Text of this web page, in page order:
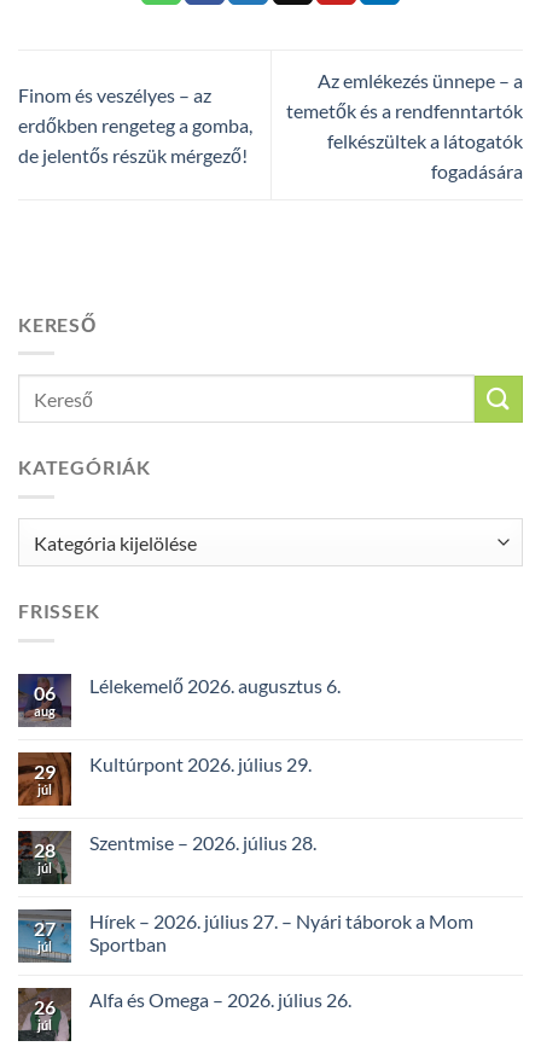
Finom és veszélyes – az
erdőkben rengeteg a gomba,
de jelentős részük mérgező!
Az emlékezés ünnepe – a
temetők és a rendfenntartók
felkészültek a látogatók
fogadására
KERESŐ
KATEGÓRIÁK
FRISSEK
06
aug
Lélekemelő 2026. augusztus 6.
29
júl
Kultúrpont 2026. július 29.
28
júl
Szentmise – 2026. július 28.
27
júl
Hírek – 2026. július 27. – Nyári táborok a Mom
Sportban
26
júl
Alfa és Omega – 2026. július 26.